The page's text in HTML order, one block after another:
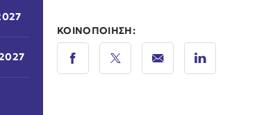
ΚΟΙΝΟΠΟΙΗΣΗ: